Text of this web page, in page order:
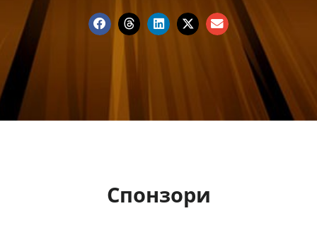
Спонзори